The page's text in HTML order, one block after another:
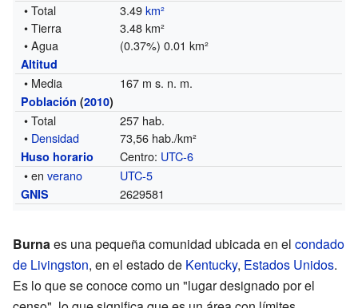
• Total 3.49km²
• Tierra
3.48 km²
• Agua
(0.37%) 0.01 km²
Altitud
• Media 167 m s. n. m.
Población (2010)
• Total
257 hab.
• Densidad 73,56 hab./km²
Huso horario Centro: UTC-6
• enverano UTC-5
GNIS 2629581
Burnaes una pequeña comunidad ubicada en el condado
de Livingston, en el estado de Kentucky, Estados Unidos.
Es lo que se conoce como un "lugar designado por el